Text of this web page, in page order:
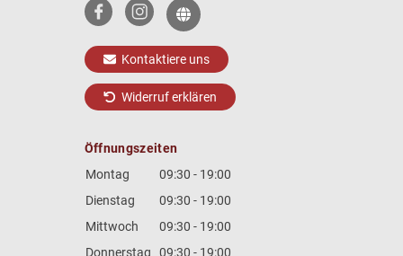
Kontaktiere uns
Widerruf erklären
Öffnungszeiten
Montag
09:30 - 19:00
Dienstag
09:30 - 19:00
Mittwoch
09:30 - 19:00
Donnerstag
09:30 - 19:00